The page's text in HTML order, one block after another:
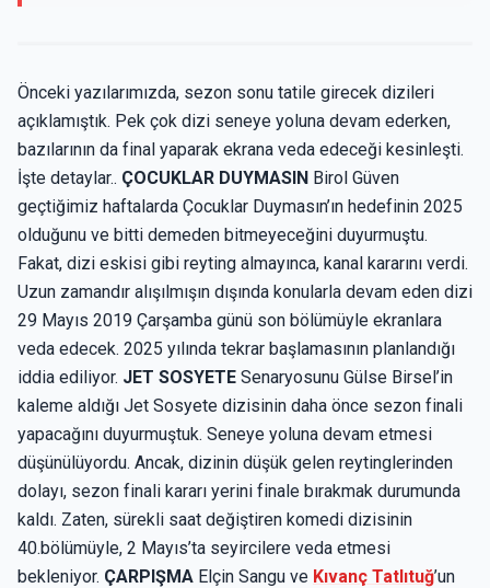
Önceki yazılarımızda, sezon sonu tatile girecek dizileri
açıklamıştık. Pek çok dizi seneye yoluna devam ederken,
bazılarının da final yaparak ekrana veda edeceği kesinleşti.
İşte detaylar.. ÇOCUKLAR DUYMASIN Birol Güven
geçtiğimiz haftalarda Çocuklar Duymasın’ın hedefinin 2025
olduğunu ve bitti demeden bitmeyeceğini duyurmuştu.
Fakat, dizi eskisi gibi reyting almayınca, kanal kararını verdi.
Uzun zamandır alışılmışın dışında konularla devam eden dizi
29 Mayıs 2019 Çarşamba günü son bölümüyle ekranlara
veda edecek. 2025 yılında tekrar başlamasının planlandığı
iddia ediliyor. JET SOSYETE Senaryosunu Gülse Birsel’in
kaleme aldığı Jet Sosyete dizisinin daha önce sezon finali
yapacağını duyurmuştuk. Seneye yoluna devam etmesi
düşünülüyordu. Ancak, dizinin düşük gelen reytinglerinden
dolayı, sezon finali kararı yerini finale bırakmak durumunda
kaldı. Zaten, sürekli saat değiştiren komedi dizisinin
40.bölümüyle, 2 Mayıs’ta seyircilere veda etmesi
bekleniyor. ÇARPIŞMA Elçin Sangu ve Kıvanç Tatlıtuğ’un